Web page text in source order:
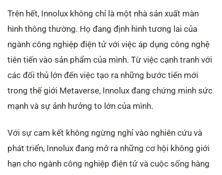
Trên hết, Innolux không chỉ là một nhà sản xuất màn
hình thông thường. Họ đang định hình tương lai của
ngành công nghiệp điện tử với việc áp dụng công nghệ
tiên tiến vào sản phẩm của mình. Từ việc cạnh tranh với
các đối thủ lớn đến việc tạo ra những bước tiến mới
trong thế giới Metaverse, Innolux đang chứng minh sức
mạnh và sự ảnh hưởng to lớn của mình.
Với sự cam kết không ngừng nghỉ vào nghiên cứu và
phát triển, Innolux đang mở ra những cơ hội không giới
hạn cho ngành công nghiệp điện tử và cuộc sống hàng